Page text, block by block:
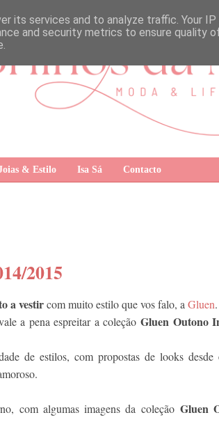
& Estilo Isa Sá Contacto
2015
a vestircom muito estilo que vos falo, a Gluen
a pena espreitar a coleçãoGluen Outono
de estilos, com propostas de looks desde
com algumas imagens da coleçãoGluen
its services and to analyze traffic. Your
and security metrics to ensure quality